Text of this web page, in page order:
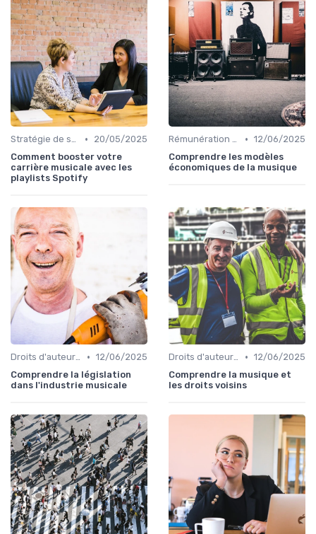
Stratégie de sortie et promotion •
20/05/2025
Comment booster votre
carrière musicale avec les
playlists Spotify
Rémunération des artistes • 12/06/2025
Comprendre les modèles
économiques de la musique
Droits d'auteur et SACEM • 12/06/2025
Comprendre la législation
dans l'industrie musicale
Droits d'auteur et SACEM • 12/06/2025
Comprendre la musique et
les droits voisins